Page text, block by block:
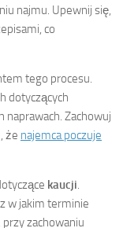
najmu. Upewnij się,
co
tego procesu.
dotyczących
naprawach. Zachowuj
że najemca poczuje
kaucji
w jakim terminie
zachowaniu